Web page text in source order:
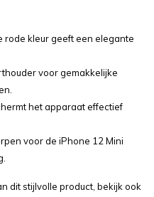
rode kleur geeft een elegante
voor gemakkelijke
het apparaat effectief
voor de iPhone 12 Mini
dit stijlvolle product, bekijk ook